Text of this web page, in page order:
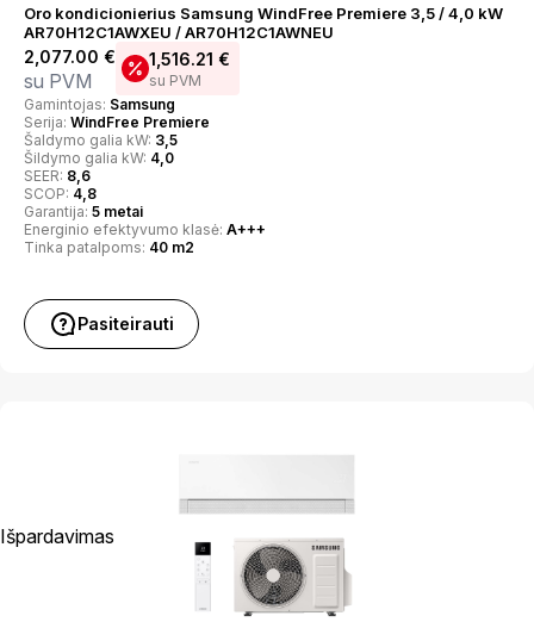
Oro kondicionierius Samsung WindFree Premiere 3,5 / 4,0 kW
AR70H12C1AWXEU / AR70H12C1AWNEU
2,077.00 €
su PVM
1,516.21 €
su PVM
Gamintojas: Samsung
Serija: WindFree Premiere
Šaldymo galia kW: 3,5
Šildymo galia kW: 4,0
SEER: 8,6
SCOP: 4,8
Garantija: 5 metai
Energinio efektyvumo klasė: A+++
Tinka patalpoms: 40 m2
Pasiteirauti
Išpardavimas